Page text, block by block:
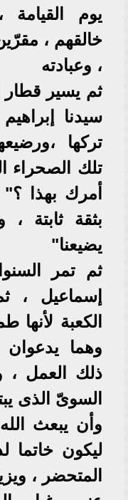
يوم القيامة
خالقهم ،
، وعبادته
ثم يسير قطار
سيدنا
تركها
تلك الصحراء
أمرك بهذا
بثقة ثابتة
يضيعنا"
ثم تمر
إسماعيل ،
الكعبة
وهما يدعوان
ذلك العمل ،
السوىّ الذى
وأن يبعث
ليكون خاتما
المتحضر ،